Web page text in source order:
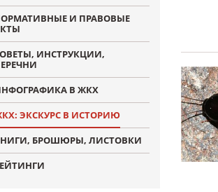
И ПРАВОВЫЕ
ИНСТРУКЦИИ,
В ЖКХ
ЭКСКУРС В ИСТОРИЮ
БРОШЮРЫ, ЛИСТОВКИ